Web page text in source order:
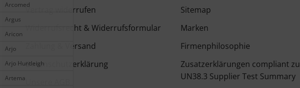
Arcomed
Argus
Aricon
Arjo
Arjo Huntleigh
Artema
Vertrag widerrufen
Widerrufsrecht & Widerrufsformular
Zahlung & Versand
Datenschutzerklärung
Sitemap
Marken
Firmenphilosophie
Zusatzerklärungen compliant zu
UN38.3 Supplier Test Summary